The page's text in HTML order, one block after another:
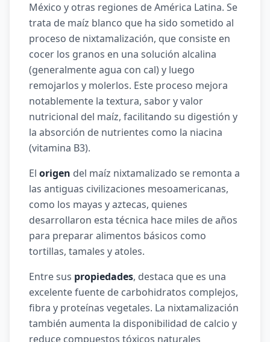
México y otras regiones de América Latina. Se
trata de maíz blanco que ha sido sometido al
proceso de nixtamalización, que consiste en
cocer los granos en una solución alcalina
(generalmente agua con cal) y luego
remojarlos y molerlos. Este proceso mejora
notablemente la textura, sabor y valor
nutricional del maíz, facilitando su digestión y
la absorción de nutrientes como la niacina
(vitamina B3).
El origen del maíz nixtamalizado se remonta a
las antiguas civilizaciones mesoamericanas,
como los mayas y aztecas, quienes
desarrollaron esta técnica hace miles de años
para preparar alimentos básicos como
tortillas, tamales y atoles.
Entre sus propiedades, destaca que es una
excelente fuente de carbohidratos complejos,
fibra y proteínas vegetales. La nixtamalización
también aumenta la disponibilidad de calcio y
reduce compuestos tóxicos naturales